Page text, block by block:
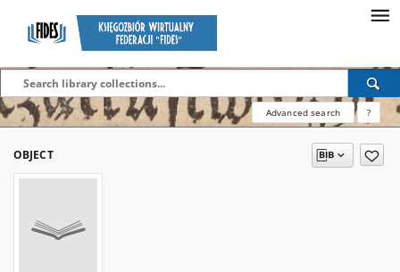
Advanced search ?
OBJECT